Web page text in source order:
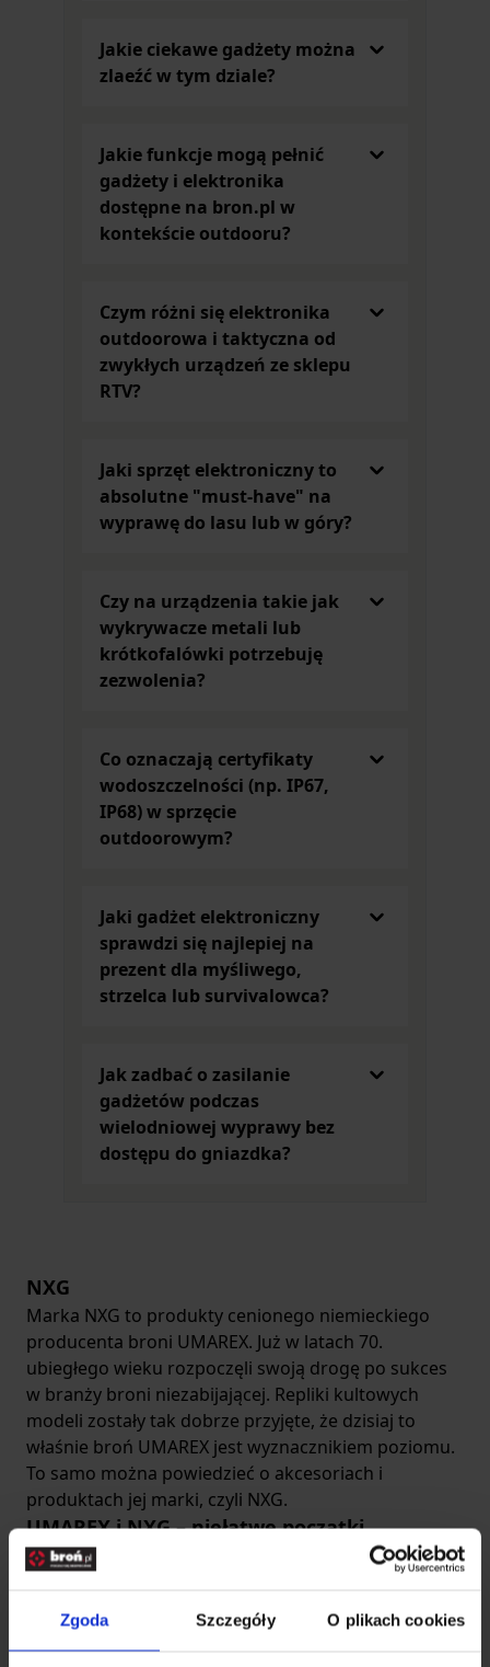
Zgoda Szczegóły O plikach cookies
dzikiej przyrody. Urocze breloczki, zabawne czapki i
szaliki, a także ciepłe kapcie z motywem dzika to
rewelacyjny pomysł na upominek na każdą okazję.
outdooru
Osoby lubiące spędzać czas na obserwacji dzikiej
przyrody znajdą w kategoriiGadżety i elektronika
również inne drobiazgi, które nie tylko będą cieszyć
gadżety, takie jak zegarki z budzikiem. Pomogą
wstać do pracy i obudzą na polowanie lub ryby.
Na stół kuchenny lub jadalniany idealnym
dodatkiem może być wyjątkowa podstawka pod
popołudniowej herbatki. Talerzyk ma kształt
niewielkiego imbryczka, co dodaje mu
niepowtarzalnego uroku.
printem. Taki zestaw może być prawdziwą ozdobą
salonu osoby, dla której polowanie to ulubione
hobby. W wymienionych przedmiotach wyraźnie
daje o sobie znać brytyjski styl, który przejawia się
oraz potrafi docenić chwile spędzone w zaciszu
domowym na celebracji codziennych posiłków.
Gadżety militarne dla każdego
Długopisy w kształcie pocisku to model Bullet,
wykonany z mosiądzu. Prezentuje się naprawdę
niesamowicie. Może być wymarzonym prezentem
dla osoby praktycznej, ceniącej sobie przedmioty
niezawodne i przydatne – zwłaszcza że jest
prawdopodobieństwem ten model stanie się
ulubionym długopisem, który jest wygodny i
jednocześnie oryginalny!
Akcesoria myśliwskie i militarne to prawdziwe
Jakie ciekawe gadżety można
zlaeźć w tym dziale?
Jakie funkcje mogą pełnić
gadżety i elektronika
dostępne na bron.pl w
kontekście outdooru?
Czym różni się elektronika
outdoorowa i taktyczna od
zwykłych urządzeń ze sklepu
RTV?
Jaki sprzęt elektroniczny to
absolutne "must-have" na
wyprawę do lasu lub w góry?
Czy na urządzenia takie jak
wykrywacze metali lub
krótkofalówki potrzebuję
zezwolenia?
Co oznaczają certyfikaty
wodoszczelności (np. IP67,
IP68) w sprzęcie
outdoorowym?
Jaki gadżet elektroniczny
sprawdzi się najlepiej na
prezent dla myśliwego,
strzelca lub survivalowca?
Jak zadbać o zasilanie
gadżetów podczas
wielodniowej wyprawy bez
dostępu do gniazdka?
NXG
Marka NXG to produkty cenionego niemieckiego
producenta broni UMAREX. Już w latach 70.
ubiegłego wieku rozpoczęli swoją drogę po sukces
w branży broni niezabijającej. Repliki kultowych
modeli zostały tak dobrze przyjęte, że dzisiaj to
właśnie broń UMAREX jest wyznacznikiem poziomu.
To samo można powiedzieć o akcesoriach i
produktach jej marki, czyli NXG.
UMAREX i NXG – niełatwe początki
Niemiecki producent broni niezabijającej istnieje na
rynku od 1972 r. Zdobył rozgłos dzięki zapewnieniu
odbiorcom detalicznym replik zasilanych
dwutlenkiem węgla. Po ponad 50 latach UMAREX